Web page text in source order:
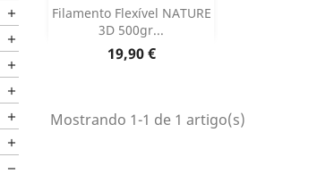







Filamento Flexível NATURE
3D 500gr...
Preço
19,90 €
Dados do produto
Mostrando 1-1 de 1 artigo(s)